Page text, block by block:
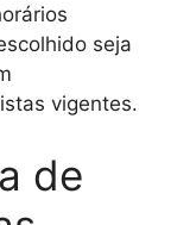
seja
vigentes.
de